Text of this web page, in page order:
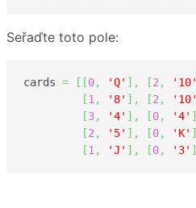
Seřaďte toto pole:
cards = [ [0, 'Q' ] , [2 , '10'
[1 , '8' ] , [2 , '10'
[3, '4' ] , [0, '4' ]
[2 , '5' ] , [0, 'K' ]
[1 , 'J' ] , [0, '3' ]